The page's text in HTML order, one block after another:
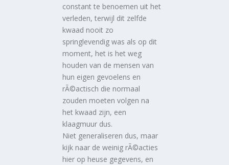
constant te benoemen uit het
verleden, terwijl dit zelfde
kwaad nooit zo
springlevendig was als op dit
moment, het is het weg
houden van de mensen van
hun eigen gevoelens en
rÃ©actisch die normaal
zouden moeten volgen na
het kwaad zijn, een
klaagmuur dus.
Niet generaliseren dus, maar
kijk naar de weinig rÃ©acties
hier op heuse gegevens, en